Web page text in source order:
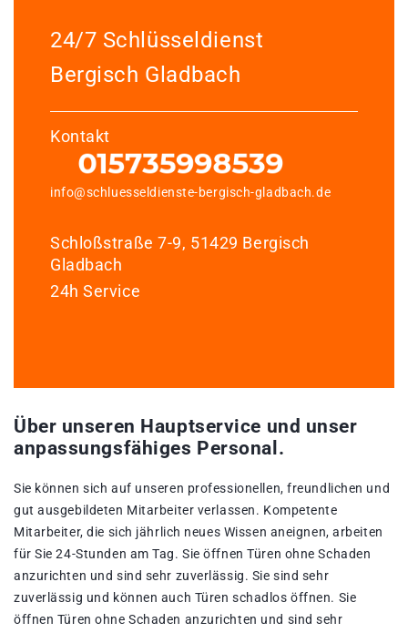
24/7 Schlüsseldienst
Bergisch Gladbach
Kontakt
info@schluesseldienste-bergisch-gladbach.de
Schloßstraße 7-9, 51429 Bergisch
Gladbach
24h Service
Über unseren Hauptservice und unser
anpassungsfähiges Personal.
Sie können sich auf unseren professionellen, freundlichen und
gut ausgebildeten Mitarbeiter verlassen. Kompetente
Mitarbeiter, die sich jährlich neues Wissen aneignen, arbeiten
für Sie 24-Stunden am Tag. Sie öffnen Türen ohne Schaden
anzurichten und sind sehr zuverlässig. Sie sind sehr
zuverlässig und können auch Türen schadlos öffnen. Sie
öffnen Türen ohne Schaden anzurichten und sind sehr